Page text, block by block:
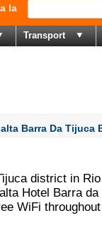
la
Transport
Barra Da Tijuca
district in
Hotel Barra
WiFi